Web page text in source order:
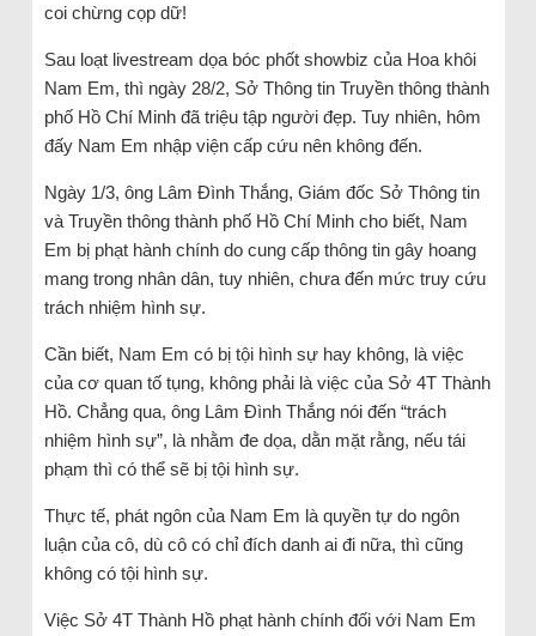
coi chừng cọp dữ!
Sau loạt livestream dọa bóc phốt showbiz của Hoa khôi
Nam Em, thì ngày 28/2, Sở Thông tin Truyền thông thành
phố Hồ Chí Minh đã triệu tập người đẹp. Tuy nhiên, hôm
đấy Nam Em nhập viện cấp cứu nên không đến.
Ngày 1/3, ông Lâm Đình Thắng, Giám đốc Sở Thông tin
và Truyền thông thành phố Hồ Chí Minh cho biết, Nam
Em bị phạt hành chính do cung cấp thông tin gây hoang
mang trong nhân dân, tuy nhiên, chưa đến mức truy cứu
trách nhiệm hình sự.
Cần biết, Nam Em có bị tội hình sự hay không, là việc
của cơ quan tố tụng, không phải là việc của Sở 4T Thành
Hồ. Chẳng qua, ông Lâm Đình Thắng nói đến “trách
nhiệm hình sự”, là nhằm đe dọa, dằn mặt rằng, nếu tái
phạm thì có thể sẽ bị tội hình sự.
Thực tế, phát ngôn của Nam Em là quyền tự do ngôn
luận của cô, dù cô có chỉ đích danh ai đi nữa, thì cũng
không có tội hình sự.
Việc Sở 4T Thành Hồ phạt hành chính đối với Nam Em